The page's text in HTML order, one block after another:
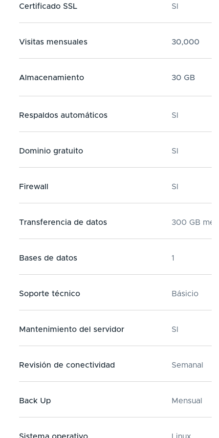
Certificado SSL
Visitas mensuales
Almacenamiento
Respaldos automáticos
Dominio gratuito
Firewall
Transferencia de datos
Bases de datos
Soporte técnico
Mantenimiento del servidor
Revisión de conectividad
Back Up
SI
30,000
30 GB
SI
SI
SI
300 GB
1
Básicio
SI
Semanal
Mensual